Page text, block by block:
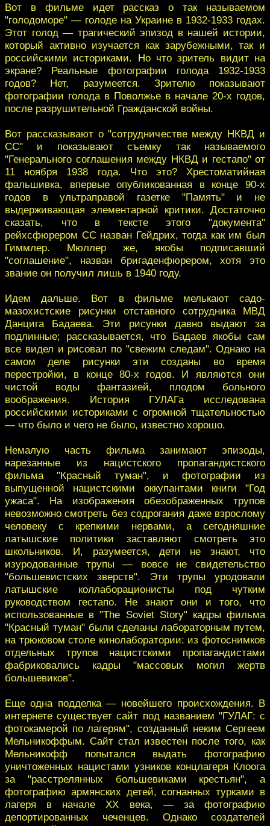
Вот в фильме идет рассказ о так называемом
"голодоморе" — голоде на Украине в 1932-1933 годах.
Этот голод — трагический эпизод в нашей истории,
который активно изучается как зарубежными, так и
российскими историками. Но что зритель видит на
экране? Реальные фотографии голода 1932-1933
годов? Нет, разумеется. Зрителю показывают
фотографии голода в Поволжье в начале 20-х годов,
после разрушительной Гражданской войны.
Вот рассказывают о "сотрудничестве между НКВД и
СС" и показывают съемку так называемого
"Генерального соглашения между НКВД и гестапо" от
11 ноября 1938 года. Что это? Хрестоматийная
фальшивка, впервые опубликованная в конце 90-х
годов в ультраправой газетке "Память" и не
выдерживающая элементарной критики. Достаточно
сказать, что в тексте этого "документа"
рейхсфюрером СС назван Гейдрих, тогда как им был
Гиммлер. Мюллер же, якобы подписавший
"соглашение", назван бригаденфюрером, хотя это
звание он получил лишь в 1940 году.
Идем дальше. Вот в фильме мелькают садо-
мазохистские рисунки отставного сотрудника МВД
Данцига Бадаева. Эти рисунки давно выдают за
подлинные; рассказывается, что Бадаев якобы сам
все видел и рисовал по "свежим следам". Однако на
самом деле рисунки эти созданы во время
перестройки, в конце 80-х годов. И являются они
чистой воды фантазией, плодом больного
воображения. История ГУЛАГа исследована
российскими историками с огромной тщательностью
— что было и чего не было, известно хорошо.
Немалую часть фильма занимают эпизоды,
нарезанные из нацистского пропагандистского
фильма "Красный туман", и фотографии из
выпущенной нацистскими оккупантами книги "Год
ужаса". На изображения обезображенных трупов
невозможно смотреть без содрогания даже взрослому
человеку с крепкими нервами, а сегодняшние
латышские политики заставляют смотреть это
школьников. И, разумеется, дети не знают, что
изуродованные трупы — вовсе не свидетельство
"большевистских зверств". Эти трупы уродовали
латышские коллаборационисты под чутким
руководством гестапо. Не знают они и того, что
использованные в "The Soviet Story" кадры фильма
"Красный туман" были сделаны лабораторным путем,
на трюковом столе кинолаборатории: из фотоснимков
отдельных трупов нацистскими пропагандистами
фабриковались кадры "массовых могил жертв
большевиков".
Еще одна подделка — новейшего происхождения. В
интернете существует сайт под названием "ГУЛАГ: с
фотокамерой по лагерям", созданный неким Сергеем
Мельникоффым. Сайт стал известен после того, как
Мельникофф попытался выдать фотографию
уничтоженных нацистами узников концлагеря Клоога
за "расстрелянных большевиками крестьян", а
фотографию армянских детей, согнанных турками в
лагеря в начале ХХ века, — за фотографию
депортированных чеченцев. Однако создателей